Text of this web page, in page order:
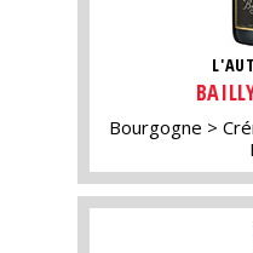
Bourgogne